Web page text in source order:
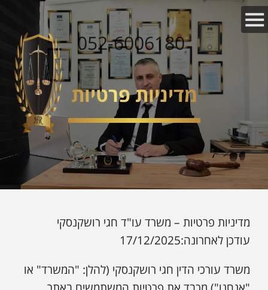
052-6006180
מדיניות פרטיות
מדיניות פרטיות – משרד עו"ד חגי רושקנסקי
עודכן לאחרונה:17/12/2025
משרד עורכי הדין חגי רושקנסקי (להלן: "המשרד" או